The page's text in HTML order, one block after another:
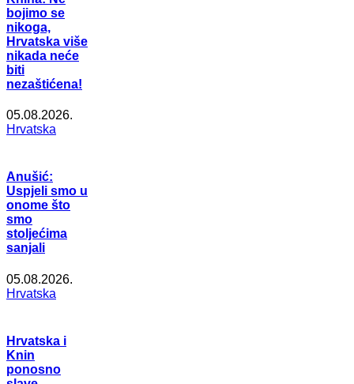
bojimo se
nikoga,
Hrvatska više
nikada neće
biti
nezaštićena!
05.08.2026.
Hrvatska
Anušić:
Uspjeli smo u
onome što
smo
stoljećima
sanjali
05.08.2026.
Hrvatska
Hrvatska i
Knin
ponosno